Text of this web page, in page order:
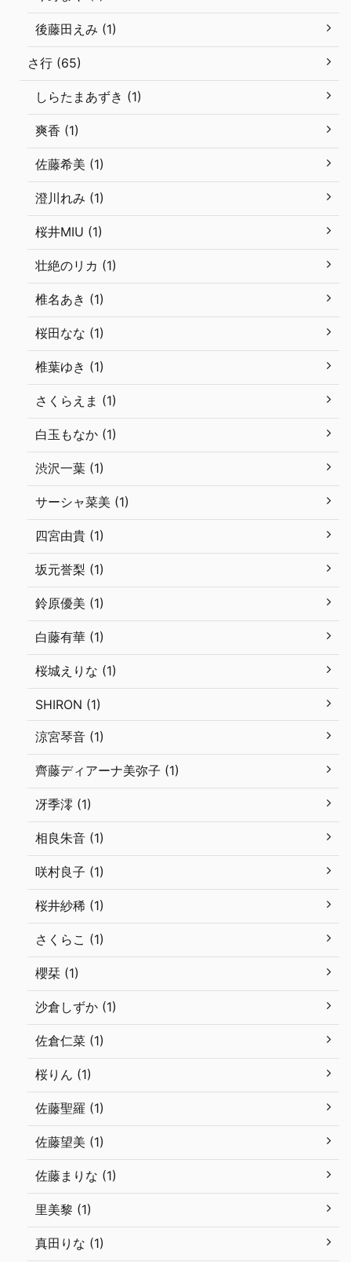
後藤田えみ (1)
さ行 (65)
しらたまあずき (1)
爽香 (1)
佐藤希美 (1)
澄川れみ (1)
桜井MIU (1)
壮絶のリカ (1)
椎名あき (1)
桜田なな (1)
椎葉ゆき (1)
さくらえま (1)
白玉もなか (1)
渋沢一葉 (1)
サーシャ菜美 (1)
四宮由貴 (1)
坂元誉梨 (1)
鈴原優美 (1)
白藤有華 (1)
桜城えりな (1)
SHIRON (1)
涼宮琴音 (1)
齊藤ディアーナ美弥子 (1)
冴季澪 (1)
相良朱音 (1)
咲村良子 (1)
桜井紗稀 (1)
さくらこ (1)
櫻栞 (1)
沙倉しずか (1)
佐倉仁菜 (1)
桜りん (1)
佐藤聖羅 (1)
佐藤望美 (1)
佐藤まりな (1)
里美黎 (1)
真田りな (1)